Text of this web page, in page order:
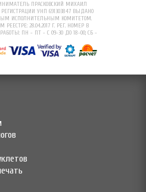
ПРАСКОВСКИЙ МИХАИЛ
УНП 691303847 ВЫДАНО
ИСПОЛНИТЕЛЬНЫМ КОМИТЕТОМ.
28.04.2017 Г. РЕГ. НОМЕР В
ПН - ПТ - С 09-30 ДО 18-00; СБ -